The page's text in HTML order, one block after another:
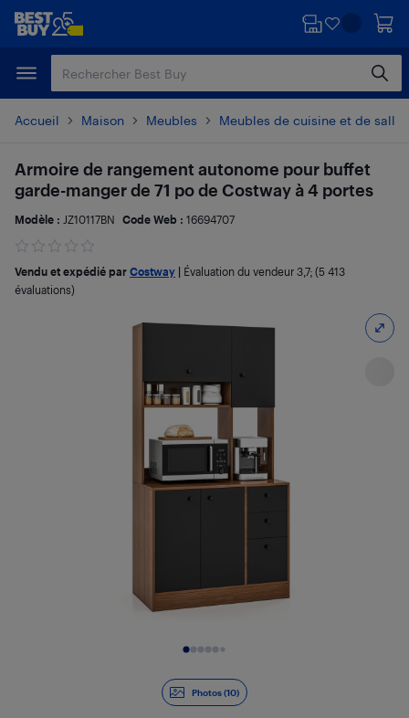
Passer
principal
Passer
Accueil Maison Meubles Meubles de cuisine et de salle
Photos (10)
Armoire de rangement autonome pour buffet
garde-manger de 71 po de Costway à 4 portes
Modèle : JZ10117BN Code Web : 16694707
Vendu et expédié par Costway Évaluation du vendeur 3,7; (5 413
évaluations)